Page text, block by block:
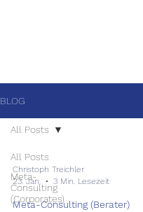
BLOG
All Posts
Meta-
Consulting
(Corporates)
All Posts
Christoph Treichler
23. Jan.
3 Min. Lesezeit
Meta-Consulting (Berater)